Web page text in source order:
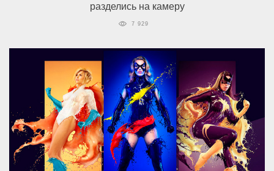
разделись на камеру
7 929